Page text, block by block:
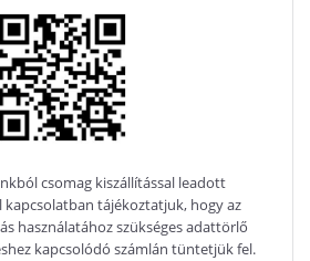
csomag kiszállítással leadott
kapcsolatban tájékoztatjuk, hogy az
használatához szükséges adattörlő
kapcsolódó számlán tüntetjük fel.